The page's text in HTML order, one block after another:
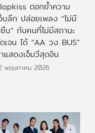
ตอกย้ำความ
บลึก ปล่อยเพลง “ไม่มี
น” กับคนที่ไม่มีสถานะ
เจน ได้ “AA วง BUS”
แสดงเอ็มวีสุดอิน
พฤษภาคม 2026